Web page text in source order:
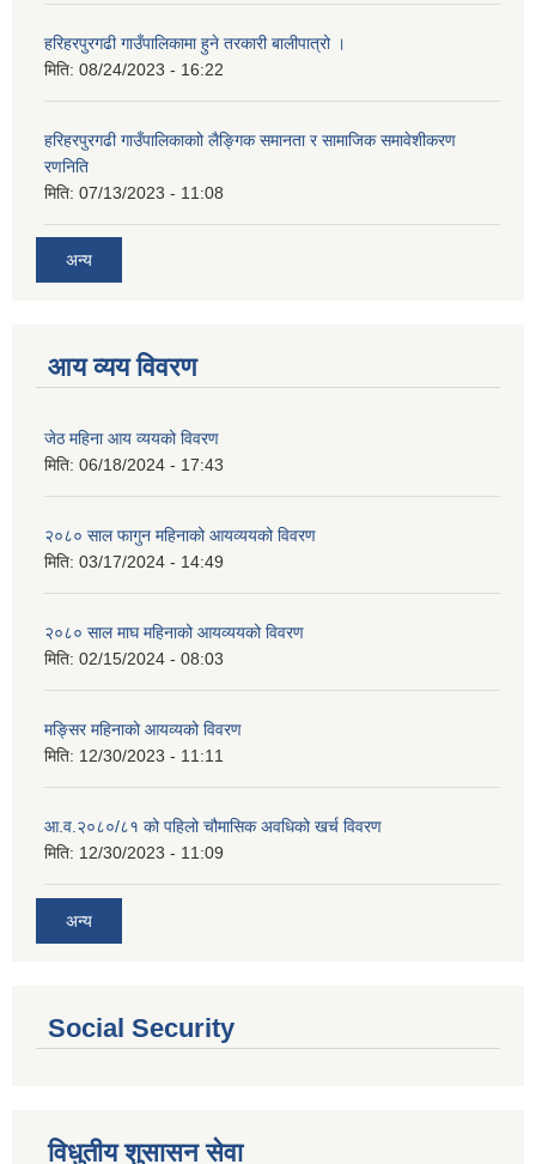
हरिहरपुरगढी गाउँपालिकामा हुने तरकारी बालीपात्रो ।
मिति: 08/24/2023 - 16:22
हरिहरपुरगढी गाउँपालिकाकाो लैङ्गिक समानता र सामाजिक समावेशीकरण
रणनिति
मिति: 07/13/2023 - 11:08
अन्य
आय व्यय विवरण
जेठ महिना आय व्ययको विवरण
मिति: 06/18/2024 - 17:43
२०८० साल फागुन महिनाको आयव्ययको विवरण
मिति: 03/17/2024 - 14:49
२०८० साल माघ महिनाको आयव्ययको विवरण
मिति: 02/15/2024 - 08:03
मङ्सिर महिनाको आयव्यको विवरण
मिति: 12/30/2023 - 11:11
आ.व.२०८०/८१ को पहिलो चौमासिक अवधिको खर्च विवरण
मिति: 12/30/2023 - 11:09
अन्य
Social Security
विधुतीय शुसासन सेवा